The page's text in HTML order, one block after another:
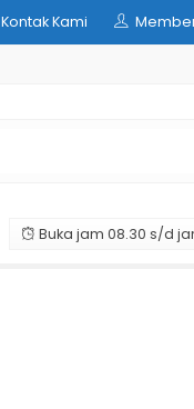
Kontak Kami
Buka jam 08.30 s/d